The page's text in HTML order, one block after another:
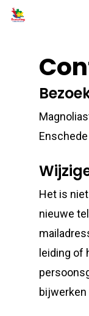
Skip
Enschede
Het is
nieuwe
leiding of
bijwerken